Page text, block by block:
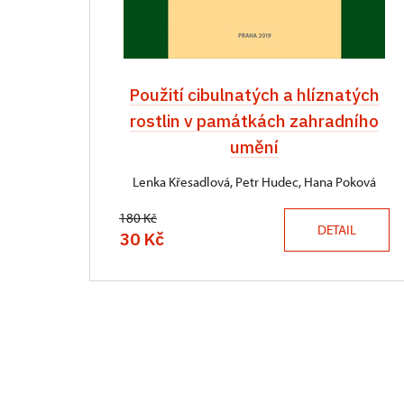
Použití cibulnatých a hlíznatých
rostlin v památkách zahradního
umění
Lenka Křesadlová, Petr Hudec, Hana Poková
180 Kč
30 Kč DETAIL